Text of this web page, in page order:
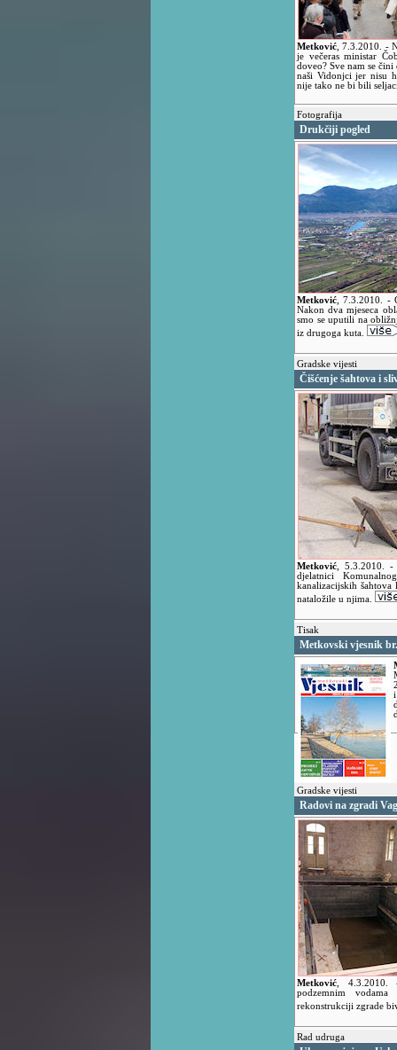
Metković ,7.3.2010. -
je večeras ministar
doveo? Sve nam se
naši Vidonjci jer nisu
nije tako ne bi bili
Fotografija
Drukčiji pogled
Metković ,7.3.2010. -
Nakon dva mjeseca
smo se uputili na
iz drugoga kuta.
Gradske vijesti
Čišćenje šahtova i
Metković ,5.3.2010.-
djelatnici
kanalizacijskih šahtova
nataložile u njima.
Tisak
Metkovski vjesnik
Gradske vijesti
Radovi na zgradi
Metković 4.3.2010.
podzemnim
rekonstrukciji zgrade
Rad udruga